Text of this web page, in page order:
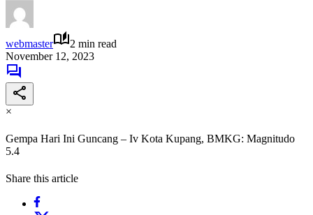
webmaster
2 min read
November 12, 2023
×
Gempa Hari Ini Guncang – Iv Kota Kupang, BMKG: Magnitudo
5.4
Share this article